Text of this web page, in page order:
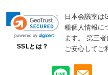
SSLとは？
日本会議室は
種個人情報に
ます。
第三者
ご安心してご